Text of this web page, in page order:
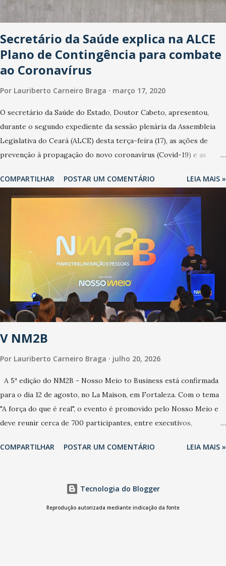
Secretário da Saúde explica na ALCE
Plano de Contingência para combate
ao Coronavírus
Por Lauriberto Carneiro Braga março 17, 2020
O secretário da Saúde do Estado, Doutor Cabeto, apresentou,
durante o segundo expediente da sessão plenária da Assembleia
Legislativa do Ceará (ALCE) desta terça-feira (17), as ações de
prevenção à propagação do novo coronavírus (Covid-19) e as
da pandemia e atendimento aos enfermos. O secretário informou
que o Estado tem desenvolvido um plano de contingência pautado
em formas de reconhecimento da população suspeita e de
cuidados com os ambientes públicos e domiciliares. “Nós não
estamos vivendo uma epidemia comum, como temos em todos os
anos, com aumento de casos de dengue, influenza ou H1N1. Trata-
se de uma epidemia com um vírus diferente, com um poder de
contaminação maior que outros coronavírus”, apontou o
secretário. Segundo ele, é uma epidemia com chance de
contaminação alta, podendo gerar um grande risco à população e
ao sistema de saúde. “Precisamos saber fazer a estratificação do
risco da doença, para não so...
COMPARTILHAR POSTAR UM COMENTÁRIO LEIA MAIS »
V NM2B
Por Lauriberto Carneiro Braga julho 20, 2026
A 5ª edição do NM2B - Nosso Meio to Business está confirmada
para o dia 12 de agosto, no La Maison, em Fortaleza. Com o tema
"A força do que é real", o evento é promovido pelo Nosso Meio e
deve reunir cerca de 700 participantes, entre executivos,
Desde 2022, o NM2B consolidou-se como um dos principais
Banco do Nordeste, LinkedIn, VISA, Grupo 3corações, TikTok e M.
Dias Branco. A nova edição chega em um momento em que
COMPARTILHAR POSTAR UM COMENTÁRIO LEIA MAIS »
Tecnologia do Blogger
Reprodução autorizada mediante indicação da fonte